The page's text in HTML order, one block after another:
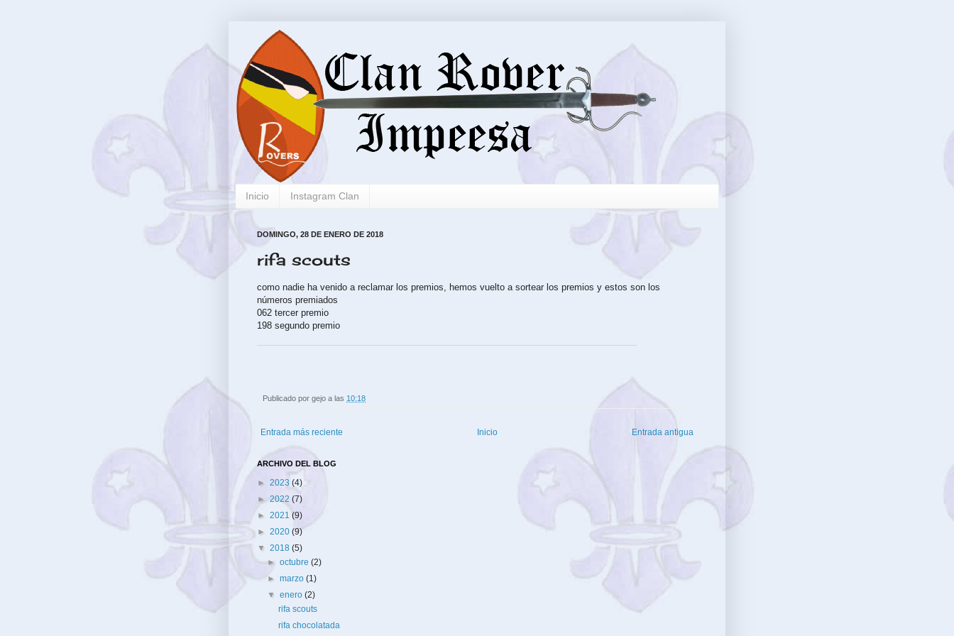
Inicio Instagram Clan
DOMINGO, 28 DE ENERO DE 2018
rifa scouts
como nadie ha venido a reclamar los premios, hemos vuelto a sortear los premios y estos son los
números premiados
062 tercer premio
198 segundo premio
Publicado por gejo a las 10:18
Entrada más reciente Entrada antigua
Inicio
ARCHIVO DEL BLOG
► 2023 (4)
► 2022 (7)
► 2021 (9)
► 2020 (9)
▼ 2018 (5)
►octubre(2)
►marzo(1)
▼enero(2)
rifa scouts
rifa chocolatada